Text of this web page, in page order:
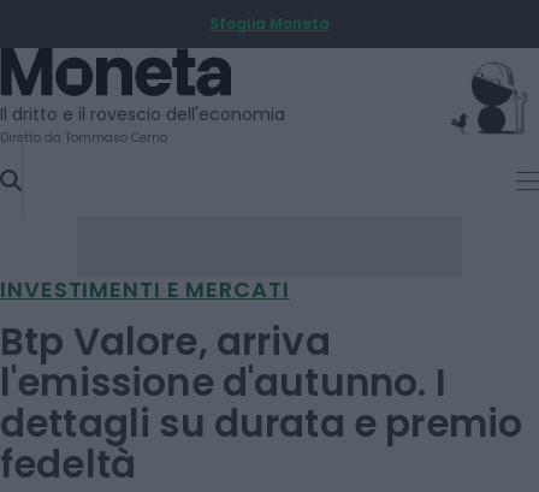
TO
CONTENT
Sfoglia Moneta
Moneta
Il dritto e il rovescio dell'economia
Diretto da Tommaso Cerno
INVESTIMENTI E MERCATI
Btp Valore, arriva
l'emissione d'autunno. I
dettagli su durata e premio
fedeltà